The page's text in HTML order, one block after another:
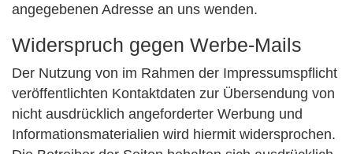
angegebenen Adresse an uns wenden.
Widerspruch gegen Werbe-Mails
Der Nutzung von im Rahmen der Impressumspflicht
veröffentlichten Kontaktdaten zur Übersendung von
nicht ausdrücklich angeforderter Werbung und
Informationsmaterialien wird hiermit widersprochen.